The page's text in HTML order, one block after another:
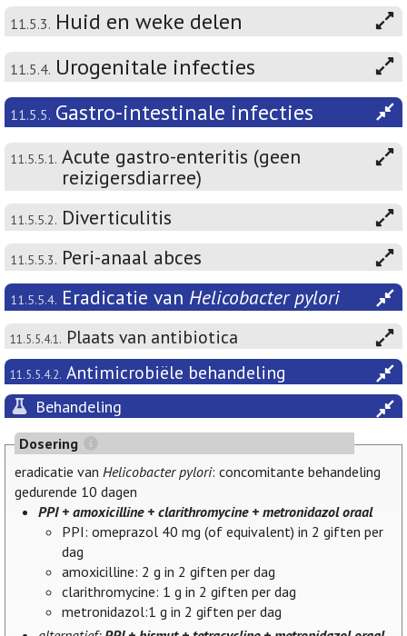
11.5.3. Huid en weke delen
11.5.4. Urogenitale infecties
11.5.5. Gastro-intestinale infecties
11.5.5.1. Acute gastro-enteritis (geen
reizigersdiarree)
11.5.5.2. Diverticulitis
11.5.5.3. Peri-anaal abces
11.5.5.4. Eradicatie van Helicobacter pylori
11.5.5.4.1. Plaats van antibiotica
11.5.5.4.2. Antimicrobiële behandeling
Behandeling
Dosering
eradicatie van Helicobacter pylori: concomitante behandeling
gedurende 10 dagen
PPI + amoxicilline + clarithromycine + metronidazol oraal
PPI: omeprazol 40 mg (of equivalent) in 2 giften per
dag
amoxicilline: 2 g in 2 giften per dag
clarithromycine: 1 g in 2 giften per dag
metronidazol:1 g in 2 giften per dag